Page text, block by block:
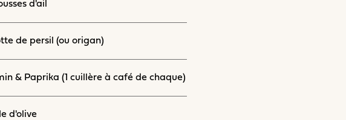
d'ail
de persil (ou origan)
& Paprika (1 cuillère à café de chaque)
d'olive